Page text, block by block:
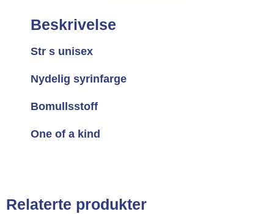
Beskrivelse
Str s unisex
Nydelig syrinfarge
Bomullsstoff
One of a kind
Relaterte produkter